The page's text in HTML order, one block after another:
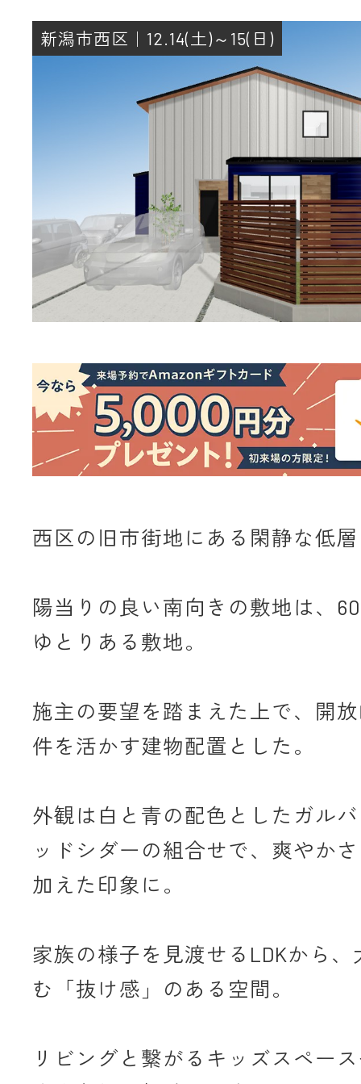
新潟市西区｜12.14(土)～15(日)
西区の旧市街地にある閑静な低
陽当りの良い南向きの敷地は、
ゆとりある敷地。
施主の要望を踏まえた上で、開
件を活かす建物配置とした。
外観は白と青の配色としたガル
ッドシダーの組合せで、爽やか
加えた印象に。
家族の様子を見渡せるLDKから
む「抜け感」のある空間。
リビングと繋がるキッズスペー